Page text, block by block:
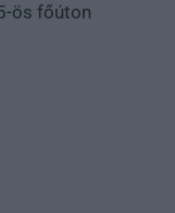
ös főúton